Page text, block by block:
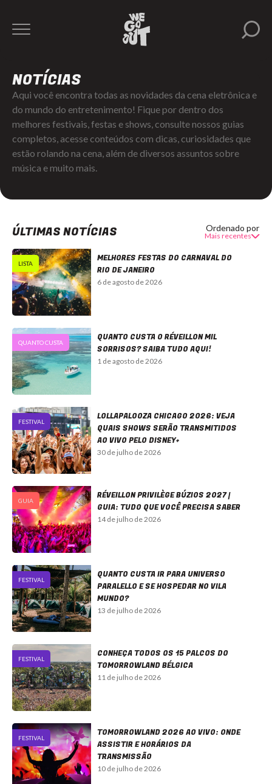
NOTÍCIAS
Aqui você encontra todas as novidades da cena eletrônica e
do mundo do entretenimento! Fique por dentro dos
melhores festivais, festas e shows, consulte nossos guias
completos, acesse conteúdos com dicas, curiosidades que
estão rolando na cena, além de diversos assuntos sobre
música e muito mais.
ÚLTIMAS NOTÍCIAS Ordenado por
Mais recentes
LISTA
MELHORES FESTAS DO CARNAVAL DO
RIO DE JANEIRO
6 de agosto de 2026
QUANTO CUSTA
QUANTO CUSTA O RÉVEILLON MIL
SORRISOS? SAIBA TUDO AQUI!
1 de agosto de 2026
FESTIVAL
LOLLAPALOOZA CHICAGO 2026: VEJA
QUAIS SHOWS SERÃO TRANSMITIDOS
AO VIVO PELO DISNEY+
30 de julho de 2026
GUIA
RÉVEILLON PRIVILÈGE BÚZIOS 2027 |
GUIA: TUDO QUE VOCÊ PRECISA SABER
14 de julho de 2026
FESTIVAL
QUANTO CUSTA IR PARA UNIVERSO
PARALELLO E SE HOSPEDAR NO VILA
MUNDO?
13 de julho de 2026
FESTIVAL
CONHEÇA TODOS OS 15 PALCOS DO
TOMORROWLAND BÉLGICA
11 de julho de 2026
FESTIVAL
TOMORROWLAND 2026 AO VIVO: ONDE
ASSISTIR E HORÁRIOS DA
TRANSMISSÃO
10 de julho de 2026